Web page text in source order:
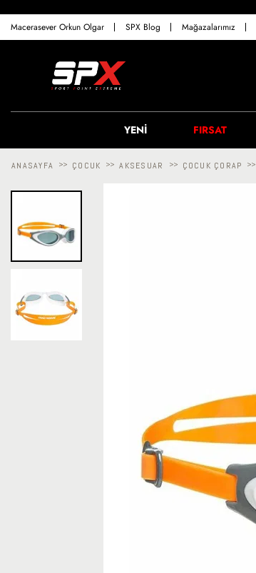
Macerasever Orkun Olgar SPX Blog Mağazalarımız
YENİ FIRSAT
ANASAYFA >> ÇOCUK >> AKSESUAR >> ÇOCUK ÇORAP >>